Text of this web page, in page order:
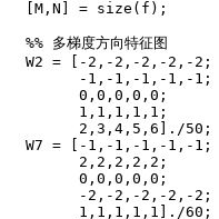
[M,N] = size(f);
%% 多梯度方向特征图
W2 = [-2,-2,-2,-2,-2;
      -1,-1,-1,-1,-1;
      0,0,0,0,0;
      1,1,1,1,1;
      2,3,4,5,6]./50;
W7 = [-1,-1,-1,-1,-1;
      2,2,2,2,2;
      0,0,0,0,0;
      -2,-2,-2,-2,-2;
      1,1,1,1,1]./60;